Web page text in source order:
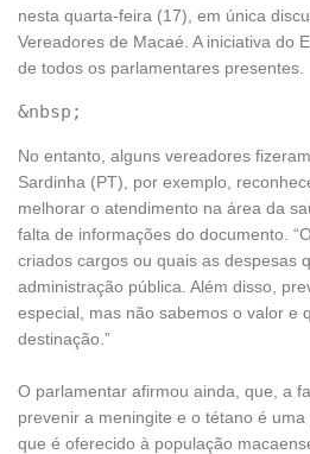
nesta quarta-feira (17), em única
Vereadores de Macaé. A iniciativa do
de todos os parlamentares presentes.
No entanto, alguns vereadores
Sardinha (PT), por exemplo,
melhorar o atendimento na área da
falta de informações do documento.
criados cargos ou quais as despesas
administração pública. Além disso,
especial, mas não sabemos o valor e
destinação.”
O parlamentar afirmou ainda, que, a
prevenir a meningite e o tétano é
que é oferecido à população